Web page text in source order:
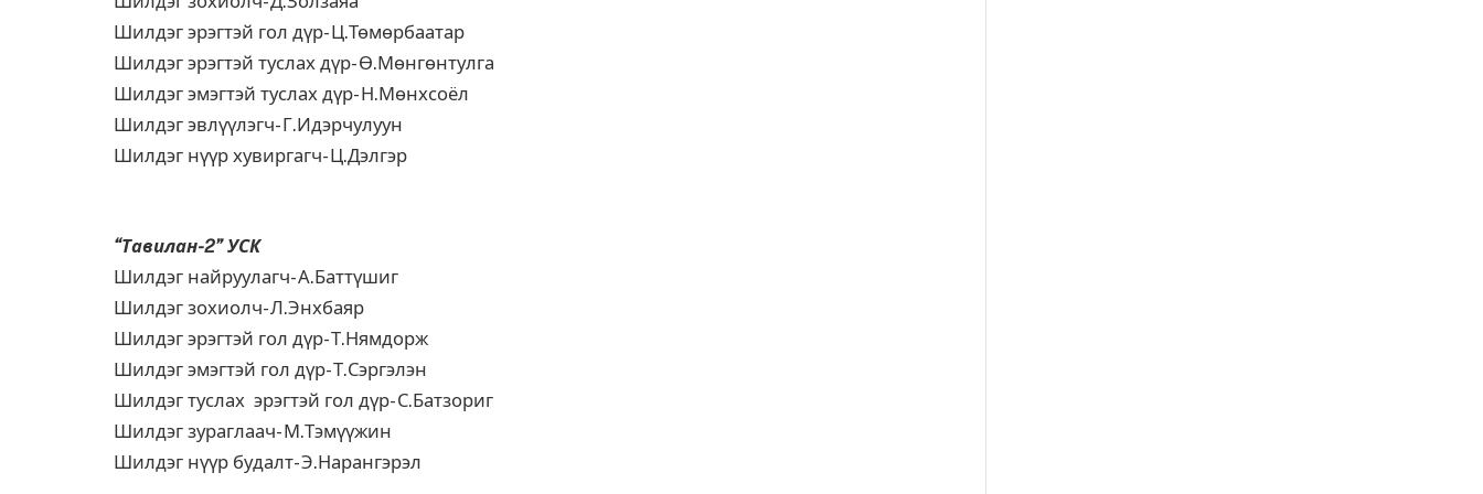
Шилдэг эрэгтэй гол дүр- Ц.Төмөрбаатар
Шилдэг эрэгтэй туслах дүр- Ө.Мөнгөнтулга
Шилдэг эмэгтэй туслах дүр- Н.Мөнхсоёл
Шилдэг эвлүүлэгч- Г.Идэрчулуун
Шилдэг нүүр хувиргагч- Ц.Дэлгэр
“Тавилан-2” УСК
Шилдэг найруулагч- А.Баттүшиг
Шилдэг зохиолч- Л.Энхбаяр
Шилдэг эрэгтэй гол дүр- Т.Нямдорж
Шилдэг эмэгтэй гол дүр- Т.Сэргэлэн
Шилдэг туслах эрэгтэй гол дүр- С.Батзориг
Шилдэг зураглаач- М.Тэмүүжин
Шилдэг нүүр будалт- Э.Нарангэрэл